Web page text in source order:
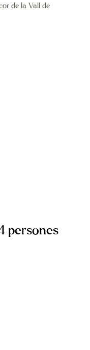
de la Vall de
persones